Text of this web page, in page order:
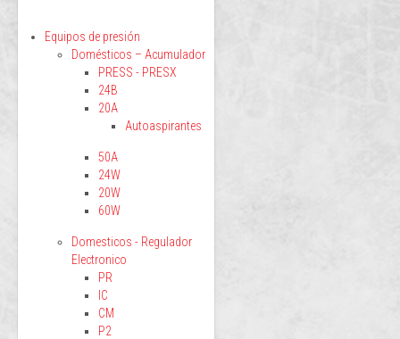
Equipos de presión
Domésticos – Acumulador
PRESS - PRESX
24B
20A
Autoaspirantes
50A
24W
20W
60W
Domesticos - Regulador
Electronico
PR
IC
CM
P2